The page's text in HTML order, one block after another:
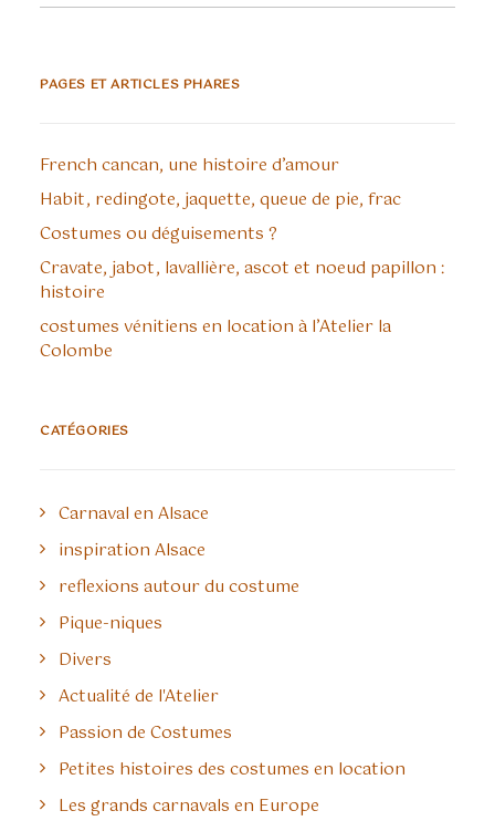
PAGES ET ARTICLES PHARES
French cancan, une histoire d’amour
Habit, redingote, jaquette, queue de pie, frac
Costumes ou déguisements ?
Cravate, jabot, lavallière, ascot et noeud papillon :
histoire
costumes vénitiens en location à l’Atelier la
Colombe
CATÉGORIES
Carnaval en Alsace
inspiration Alsace
reflexions autour du costume
Pique-niques
Divers
Actualité de l'Atelier
Passion de Costumes
Petites histoires des costumes en location
Les grands carnavals en Europe